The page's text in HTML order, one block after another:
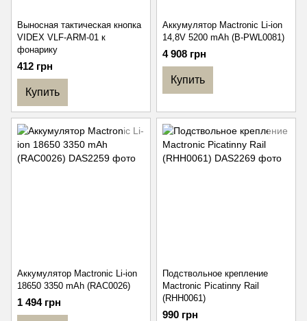
Выносная тактическая кнопка
VIDEX VLF-ARM-01 к
фонарику
412 грн
Купить
Аккумулятор Mactronic Li-ion
14,8V 5200 mAh (B-PWL0081)
4 908 грн
Купить
Аккумулятор Mactronic Li-ion
18650 3350 mAh (RAC0026)
1 494 грн
Подствольное крепление
Mactronic Picatinny Rail
(RHH0061)
990 грн